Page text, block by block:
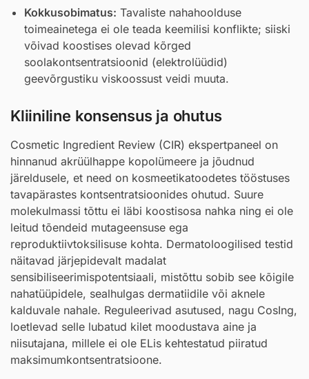
Kokkusobimatus: Tavaliste nahahoolduse
toimeainetega ei ole teada keemilisi konflikte; siiski
võivad koostises olevad kõrged
soolakontsentratsioonid (elektrolüüdid)
geevõrgustiku viskoossust veidi muuta.
Kliiniline konsensus ja ohutus
Cosmetic Ingredient Review (CIR) ekspertpaneel on
hinnanud akrüülhappe kopolümeere ja jõudnud
järeldusele, et need on kosmeetikatoodetes tööstuses
tavapärastes kontsentratsioonides ohutud. Suure
molekulmassi tõttu ei läbi koostisosa nahka ning ei ole
leitud tõendeid mutageensuse ega
reproduktiivtoksilisuse kohta. Dermatoloogilised testid
näitavad järjepidevalt madalat
sensibiliseerimispotentsiaali, mistõttu sobib see kõigile
nahatüüpidele, sealhulgas dermatiidile või aknele
kalduvale nahale. Reguleerivad asutused, nagu CosIng,
loetlevad selle lubatud kilet moodustava aine ja
niisutajana, millele ei ole ELis kehtestatud piiratud
maksimumkontsentratsioone.